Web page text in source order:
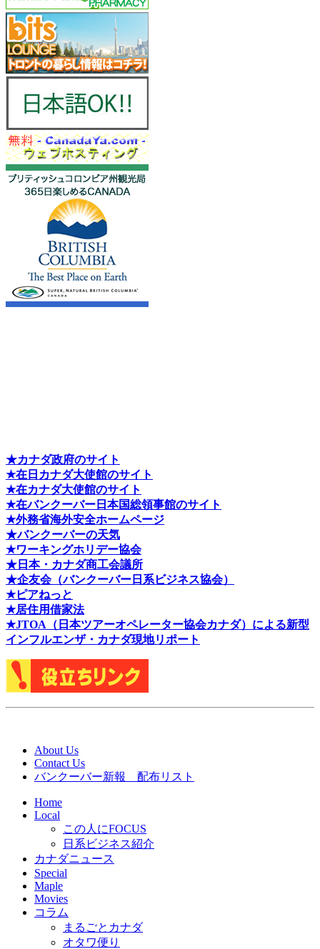
★カナダ政府のサイト
★在日カナダ大使館のサイト
★在カナダ大使館のサイト
★在バンクーバー日本国総領事館のサイト
★外務省海外安全ホームページ
★バンクーバーの天気
★ワーキングホリデー協会
★日本・カナダ商工会議所
★企友会（バンクーバー日系ビジネス協会）
★ピアねっと
★居住用借家法
★JTOA（日本ツアーオペレーター協会カナダ）による新型
インフルエンザ・カナダ現地リポート
About Us
Contact Us
バンクーバー新報 配布リスト
Home
Local
この人にFOCUS
日系ビジネス紹介
カナダニュース
Special
Maple
Movies
コラム
まるごとカナダ
オタワ便り